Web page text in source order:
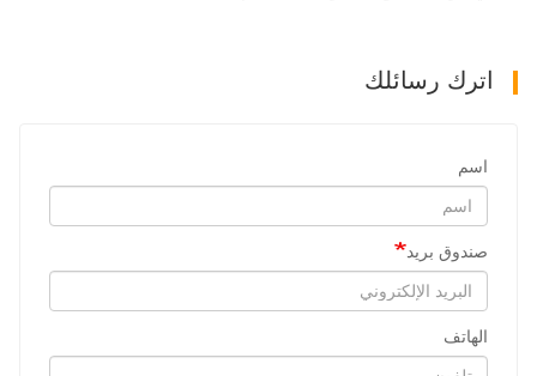
اترك رسائلك
اسم
صندوق بريد
الهاتف